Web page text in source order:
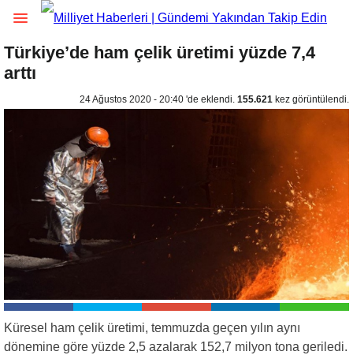
Türkiye’de ham çelik üretimi yüzde 7,4
arttı
24 Ağustos 2020 - 20:40 'de eklendi. 155.621 kez görüntülendi.
Küresel ham çelik üretimi, temmuzda geçen yılın aynı
dönemine göre yüzde 2,5 azalarak 152,7 milyon tona geriledi.